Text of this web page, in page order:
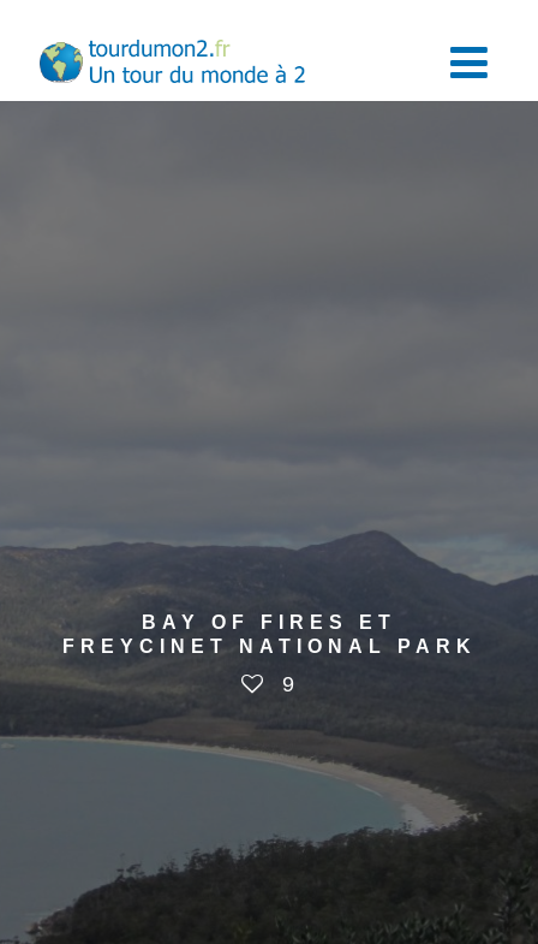
BAY OF FIRES ET
FREYCINET NATIONAL PARK
9